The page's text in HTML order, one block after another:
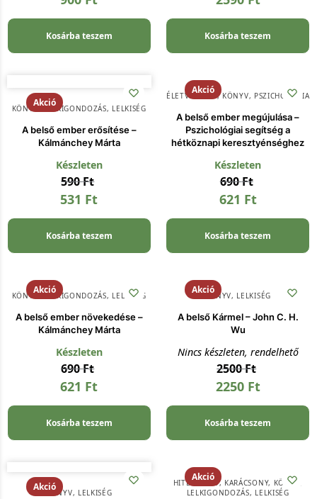
Kosárba teszem Kosárba teszem
Akció
KÖNYV,LELKIGONDOZÁS, LELKISÉG
A belső ember erősítése –
Kálmánchey Márta
Készleten
590Ft
531 Ft
Kosárba teszem
Akció
ÉLETVEZETÉS,KÖNYV, PSZICHOLÓGIA
A belső ember megújulása –
Pszichológiai segítség a
hétköznapi keresztyénséghez
Készleten
690Ft
621 Ft
Kosárba teszem
Akció
KÖNYV,LELKIGONDOZÁS, LELKISÉG
A belső ember növekedése –
Kálmánchey Márta
Készleten
690Ft
621 Ft
Kosárba teszem
AkcióKÖNYV, LELKISÉG
A belső Kármel – John C. H.
Wu
Nincs készleten, rendelhető
2500Ft
2250 Ft
Kosárba teszem
AkcióKÖNYV, LELKISÉG
Akció
HITERŐSÍTŐ, KARÁCSONY, KÖNYV
LELKIGONDOZÁS, LELKISÉG